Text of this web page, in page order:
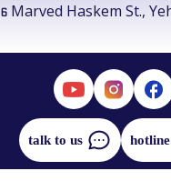
6 Marved Haskem St.,
talk to us hotline